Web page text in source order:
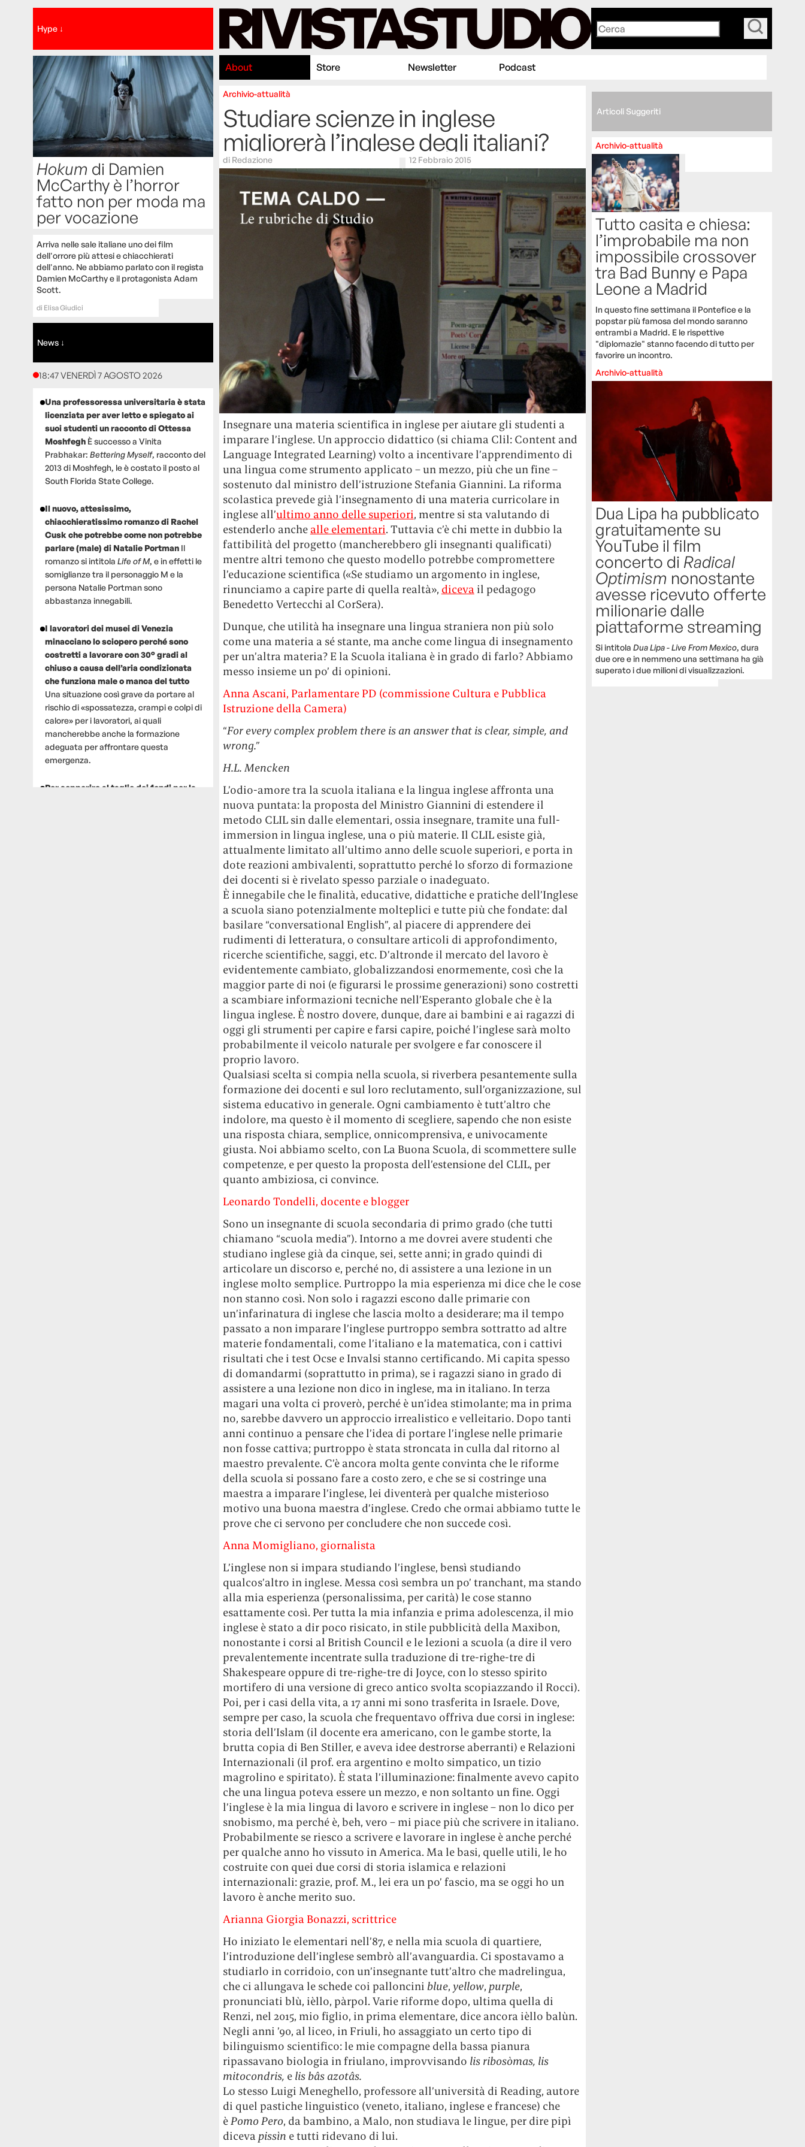
Hype ↓
Hokum di Damien
McCarthy è l’horror
fatto non per moda ma
per vocazione
Arriva nelle sale italiane uno dei film
dell'orrore più attesi e chiacchierati
dell'anno. Ne abbiamo parlato con il regista
Damien McCarthy e il protagonista Adam
Scott.
di Elisa Giudici
News ↓
18:47 VENERDÌ 7 AGOSTO 2026
Una professoressa universitaria è stata
licenziata per aver letto e spiegato ai
suoi studenti un racconto di Ottessa
Moshfegh È successo a Vinita
Prabhakar: Bettering Myself, racconto del
2013 di Moshfegh, le è costato il posto al
South Florida State College.
Il nuovo, attesissimo,
chiacchieratissimo romanzo di Rachel
Cusk che potrebbe come non potrebbe
parlare (male) di Natalie Portman Il
romanzo si intitola Life of M, e in effetti le
somiglianze tra il personaggio M e la
persona Natalie Portman sono
abbastanza innegabili.
I lavoratori dei musei di Venezia
minacciano lo sciopero perché sono
costretti a lavorare con 30° gradi al
chiuso a causa dell’aria condizionata
che funziona male o manca del tutto
Una situazione così grave da portare al
rischio di «spossatezza, crampi e colpi di
calore» per i lavoratori, ai quali
mancherebbe anche la formazione
adeguata per affrontare questa
emergenza.
Per sopperire al taglio dei fondi per la
About Store Newsletter Podcast
Archivio-attualità
Studiare scienze in inglese
migliorerà l’inglese degli italiani?
di Redazione 12 Febbraio 2015
Insegnare una materia scientifica in inglese per aiutare gli studenti a
imparare l’inglese. Un approccio didattico (si chiama Clil: Content and
Language Integrated Learning) volto a incentivare l’apprendimento di
una lingua come strumento applicato – un mezzo, più che un fine –
sostenuto dal ministro dell’istruzione Stefania Giannini. La riforma
scolastica prevede già l’insegnamento di una materia curricolare in
inglese all’ultimo anno delle superiori, mentre si sta valutando di
estenderlo anche alle elementari. Tuttavia c’è chi mette in dubbio la
fattibilità del progetto (mancherebbero gli insegnanti qualificati)
mentre altri temono che questo modello potrebbe compromettere
l’educazione scientifica («Se studiamo un argomento in inglese,
rinunciamo a capire parte di quella realtà», dicevail pedagogo
Benedetto Vertecchi al CorSera).
Dunque, che utilità ha insegnare una lingua straniera non più solo
come una materia a sé stante, ma anche come lingua di insegnamento
per un’altra materia? E la Scuola italiana è in grado di farlo? Abbiamo
messo insieme un po’ di opinioni.
Anna Ascani, Parlamentare PD (commissione Cultura e Pubblica
Istruzione della Camera)
“For every complex problem there is an answer that is clear, simple, and
wrong.”
H.L. Mencken
L’odio-amore tra la scuola italiana e la lingua inglese affronta una
nuova puntata: la proposta del Ministro Giannini di estendere il
metodo CLIL sin dalle elementari, ossia insegnare, tramite una full-
immersion in lingua inglese, una o più materie. Il CLIL esiste già,
attualmente limitato all’ultimo anno delle scuole superiori, e porta in
dote reazioni ambivalenti, soprattutto perché lo sforzo di formazione
dei docenti si è rivelato spesso parziale o inadeguato.
È innegabile che le finalità, educative, didattiche e pratiche dell’Inglese
a scuola siano potenzialmente molteplici e tutte più che fondate: dal
basilare “conversational English”, al piacere di apprendere dei
rudimenti di letteratura, o consultare articoli di approfondimento,
ricerche scientifiche, saggi, etc. D’altronde il mercato del lavoro è
evidentemente cambiato, globalizzandosi enormemente, così che la
maggior parte di noi (e figurarsi le prossime generazioni) sono costretti
a scambiare informazioni tecniche nell’Esperanto globale che è la
lingua inglese. È nostro dovere, dunque, dare ai bambini e ai ragazzi di
oggi gli strumenti per capire e farsi capire, poiché l’inglese sarà molto
probabilmente il veicolo naturale per svolgere e far conoscere il
proprio lavoro.
Qualsiasi scelta si compia nella scuola, si riverbera pesantemente sulla
formazione dei docenti e sul loro reclutamento, sull’organizzazione, sul
sistema educativo in generale. Ogni cambiamento è tutt’altro che
indolore, ma questo è il momento di scegliere, sapendo che non esiste
una risposta chiara, semplice, onnicomprensiva, e univocamente
giusta. Noi abbiamo scelto, con La Buona Scuola, di scommettere sulle
competenze, e per questo la proposta dell’estensione del CLIL, per
quanto ambiziosa, ci convince.
Leonardo Tondelli, docente e blogger
Sono un insegnante di scuola secondaria di primo grado (che tutti
chiamano “scuola media”). Intorno a me dovrei avere studenti che
studiano inglese già da cinque, sei, sette anni; in grado quindi di
articolare un discorso e, perché no, di assistere a una lezione in un
inglese molto semplice. Purtroppo la mia esperienza mi dice che le cose
non stanno così. Non solo i ragazzi escono dalle primarie con
un’infarinatura di inglese che lascia molto a desiderare; ma il tempo
passato a non imparare l’inglese purtroppo sembra sottratto ad altre
materie fondamentali, come l’italiano e la matematica, con i cattivi
risultati che i test Ocse e Invalsi stanno certificando. Mi capita spesso
di domandarmi (soprattutto in prima), se i ragazzi siano in grado di
assistere a una lezione non dico in inglese, ma in italiano. In terza
magari una volta ci proverò, perché è un’idea stimolante; ma in prima
no, sarebbe davvero un approccio irrealistico e velleitario. Dopo tanti
anni continuo a pensare che l’idea di portare l’inglese nelle primarie
non fosse cattiva; purtroppo è stata stroncata in culla dal ritorno al
maestro prevalente. C’è ancora molta gente convinta che le riforme
della scuola si possano fare a costo zero, e che se si costringe una
maestra a imparare l’inglese, lei diventerà per qualche misterioso
motivo una buona maestra d’inglese. Credo che ormai abbiamo tutte le
prove che ci servono per concludere che non succede così.
Anna Momigliano, giornalista
L’inglese non si impara studiando l’inglese, bensì studiando
qualcos’altro in inglese. Messa così sembra un po’ tranchant, ma stando
alla mia esperienza (personalissima, per carità) le cose stanno
esattamente così. Per tutta la mia infanzia e prima adolescenza, il mio
inglese è stato a dir poco risicato, in stile pubblicità della Maxibon,
nonostante i corsi al British Council e le lezioni a scuola (a dire il vero
prevalentemente incentrate sulla traduzione di tre-righe-tre di
Shakespeare oppure di tre-righe-tre di Joyce, con lo stesso spirito
mortifero di una versione di greco antico svolta scopiazzando il Rocci).
Poi, per i casi della vita, a 17 anni mi sono trasferita in Israele. Dove,
sempre per caso, la scuola che frequentavo offriva due corsi in inglese:
storia dell’Islam (il docente era americano, con le gambe storte, la
brutta copia di Ben Stiller, e aveva idee destrorse aberranti) e Relazioni
Internazionali (il prof. era argentino e molto simpatico, un tizio
magrolino e spiritato). È stata l’illuminazione: finalmente avevo capito
che una lingua poteva essere un mezzo, e non soltanto un fine. Oggi
l’inglese è la mia lingua di lavoro e scrivere in inglese – non lo dico per
snobismo, ma perché è, beh, vero – mi piace più che scrivere in italiano.
Probabilmente se riesco a scrivere e lavorare in inglese è anche perché
per qualche anno ho vissuto in America. Ma le basi, quelle utili, le ho
costruite con quei due corsi di storia islamica e relazioni
internazionali: grazie, prof. M., lei era un po’ fascio, ma se oggi ho un
lavoro è anche merito suo.
Arianna Giorgia Bonazzi, scrittrice
Ho iniziato le elementari nell’87, e nella mia scuola di quartiere,
l’introduzione dell’inglese sembrò all’avanguardia. Ci spostavamo a
studiarlo in corridoio, con un’insegnante tutt’altro che madrelingua,
che ci allungava le schede coi palloncini blue, yellow, purple,
pronunciati blù, ièllo, pàrpol. Varie riforme dopo, ultima quella di
Renzi, nel 2015, mio figlio, in prima elementare, dice ancora ièllo balùn.
Negli anni ’90, al liceo, in Friuli, ho assaggiato un certo tipo di
bilinguismo scientifico: le mie compagne della bassa pianura
ripassavano biologia in friulano, improvvisando lis ribosòmas, lis
mitocondris, e lis bâs azotâs.
Lo stesso Luigi Meneghello, professore all’università di Reading, autore
di quel pastiche linguistico (veneto, italiano, inglese e francese) che
èPomo Pero, da bambino, a Malo, non studiava le lingue, per dire pipì
diceva pissìn e tutti ridevano di lui.
Articoli Suggeriti
Archivio-attualità
Tutto casita e chiesa:
l’improbabile ma non
impossibile crossover
tra Bad Bunny e Papa
Leone a Madrid
In questo fine settimana il Pontefice e la
popstar più famosa del mondo saranno
entrambi a Madrid. E le rispettive
"diplomazie" stanno facendo di tutto per
favorire un incontro.
Archivio-attualità
Dua Lipa ha pubblicato
gratuitamente su
YouTube il film
concerto di Radical
Optimism nonostante
avesse ricevuto offerte
milionarie dalle
piattaforme streaming
Si intitolaDua Lipa - Live From Mexico, dura
due ore e in nemmeno una settimana ha già
superato i due milioni di visualizzazioni.